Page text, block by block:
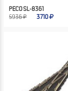
PECO SL-8361
5936 ₽
3710